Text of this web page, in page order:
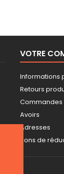
VOTRE
Informations
Retours
Commandes
Avoirs
Adresses
Bons de